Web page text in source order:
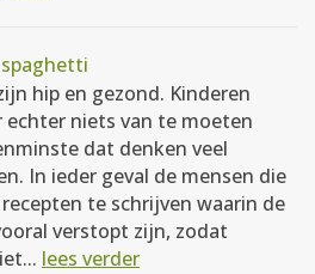
hip en gezond. Kinderen
echter niets van te moeten
dat denken veel
In ieder geval de mensen die
te schrijven waarin de
verstopt zijn, zodat
lees verder